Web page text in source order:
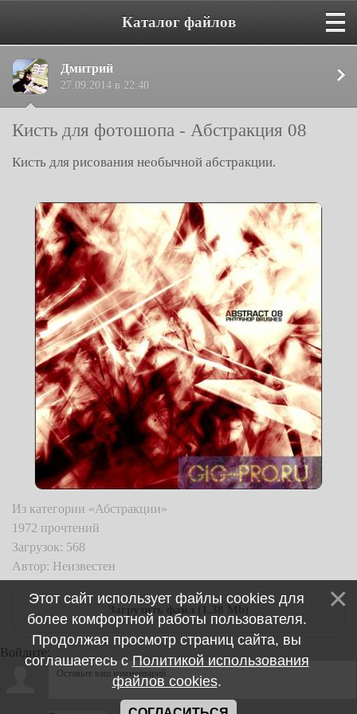
Каталог файлов
Дмитрий
27.09.2014 в 22:40
Кисть для фотошопа - Абстракция 08
Кисть для рисования необычной абстракции.
Из категории «Абстракции»
1972 прочтений
Загрузок: 568
Автор: Неизвестен
Загрузить файл (1.38 Mb)
Войдите:
Этот сайт использует файлы cookies для
более комфортной работы пользователя.
Продолжая просмотр страниц сайта, вы
соглашаетесь с Политикой использования
файлов cookies.